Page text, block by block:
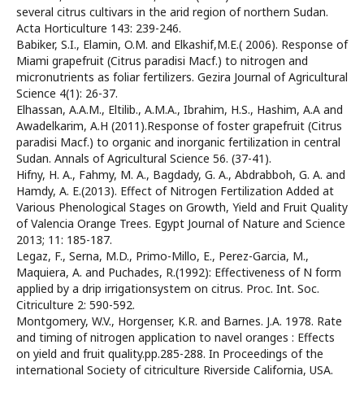
several citrus cultivars in the arid region of northern Sudan.
Acta Horticulture 143: 239-246.
Babiker, S.I., Elamin, O.M. and Elkashif,M.E.( 2006). Response of
Miami grapefruit (Citrus paradisi Macf.) to nitrogen and
micronutrients as foliar fertilizers. Gezira Journal of Agricultural
Science 4(1): 26-37.
Elhassan, A.A.M., Eltilib., A.M.A., Ibrahim, H.S., Hashim, A.A and
Awadelkarim, A.H (2011).Response of foster grapefruit (Citrus
paradisi Macf.) to organic and inorganic fertilization in central
Sudan. Annals of Agricultural Science 56. (37-41).
Hifny, H. A., Fahmy, M. A., Bagdady, G. A., Abdrabboh, G. A. and
Hamdy, A. E.(2013). Effect of Nitrogen Fertilization Added at
Various Phenological Stages on Growth, Yield and Fruit Quality
of Valencia Orange Trees. Egypt Journal of Nature and Science
2013; 11: 185-187.
Legaz, F., Serna, M.D., Primo-Millo, E., Perez-Garcia, M.,
Maquiera, A. and Puchades, R.(1992): Effectiveness of N form
applied by a drip irrigationsystem on citrus. Proc. Int. Soc.
Citriculture 2: 590-592.
Montgomery, W.V., Horgenser, K.R. and Barnes. J.A. 1978. Rate
and timing of nitrogen application to navel oranges : Effects
on yield and fruit quality.pp.285-288. In Proceedings of the
international Society of citriculture Riverside California, USA.